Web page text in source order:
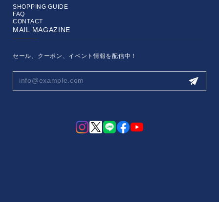
SHOPPING GUIDE
FAQ
CONTACT
MAIL MAGAZINE
セール、クーポン、イベント情報を配信中！